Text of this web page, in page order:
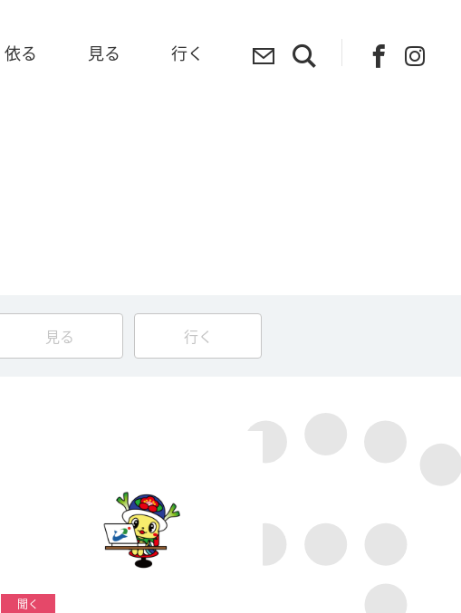
依る 見る 行く
見る 行く